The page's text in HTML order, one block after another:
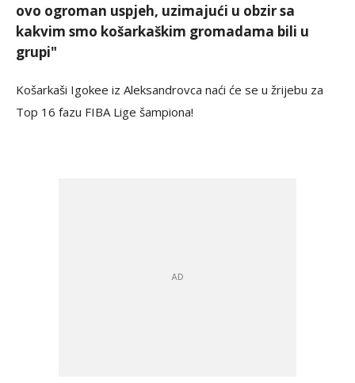
ovo ogroman uspjeh, uzimajući u obzir sa
kakvim smo košarkaškim gromadama bili u
grupi"
Košarkaši Igokee iz Aleksandrovca naći će se u žrijebu za
Top 16 fazu FIBA Lige šampiona!